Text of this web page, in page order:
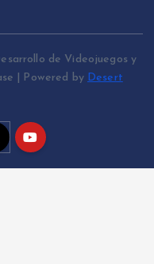
de Videojuegos y
| Powered by Desert